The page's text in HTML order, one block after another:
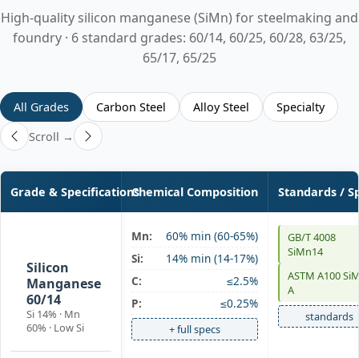
High-quality silicon manganese (SiMn) for steelmaking and
foundry · 6 standard grades: 60/14, 60/25, 60/28, 63/25,
65/17, 65/25
All Grades Carbon Steel Alloy Steel
Specialty
Scroll →
Grade & SpecificationsChemical Composition Standards /
Silicon
Manganese
60/14
Si 14% · Mn
60% · Low Si
Mn:
60% min (60-65%)
Si:
14% min (14-17%)
C:
≤2.5%
P:
≤0.25%
+ full specs
GB/T 4008
SiMn14
ASTM A100
A
standards